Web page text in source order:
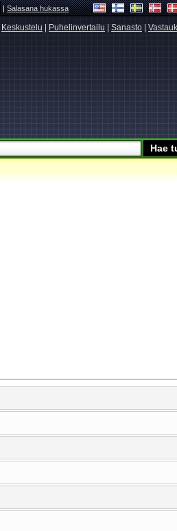
|Salasana hukassa
Keskustelu Puhelinvertailu Sanasto